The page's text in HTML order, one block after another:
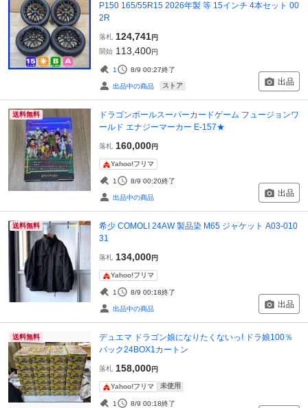
P150 165/55R15 2026年製 等 15インチ 4本セット 00
2R
落札 124,741円
開始 113,400円
1 8/9 00:27終了
出品中の商品 ストア 出品
送料無料
ドラゴンボールスーパーカードゲーム フュージョンワ
ールド エナジーマーカー E-157★
落札 160,000円
Yahoo!フリマ
1 8/9 00:20終了
出品中の商品 出品
送料無料
希少 COMOLI 24AW 製品染 M65 ジャケット A03-010
31
落札 134,000円
Yahoo!フリマ
1 8/9 00:18終了
出品中の商品 出品
送料無料
デュエマ ドラゴン娘になりたくないっ! ドラ娘100％
パック24BOX1カートン
落札 158,000円
Yahoo!フリマ 未使用
1 8/9 00:18終了